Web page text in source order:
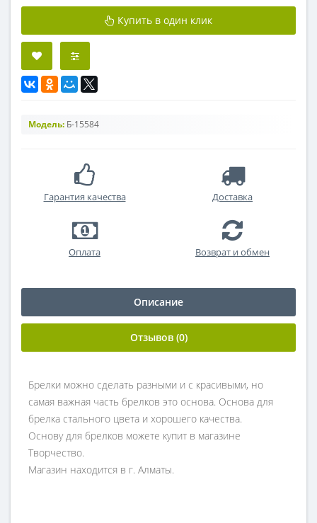
Купить в один клик
Модель: Б-15584
Гарантия качества Доставка
Оплата Возврат и обмен
Описание
Отзывов (0)
Брелки можно сделать разными и с красивыми, но
самая важная часть брелков это основа. Основа для
брелка стального цвета и хорошего качества.
Основу для брелков можете купит в магазине
Творчество.
Магазин находится в г. Алматы.